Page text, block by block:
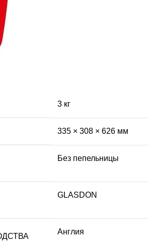
3 кг
335 × 308 × 626 мм
Без пепельницы
GLASDON
Англия